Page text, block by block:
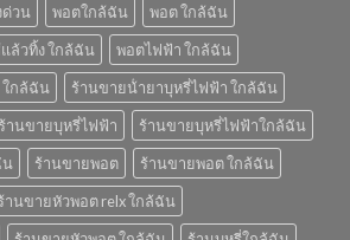
วน พอตใกล้ฉัน
พอต ใกล้ฉัน
ล้วทิ้ง ใกล้ฉัน
พอตไฟฟ้า ใกล้ฉัน
ใกล้ฉัน
ร้านขายน้ํายาบุหรี่ไฟฟ้า ใกล้ฉัน
ร้านขายบุหรี่ไฟฟ้า
ร้านขายบุหรี่ไฟฟ้าใกล้ฉัน
น
ร้านขายพอต
ร้านขายพอต ใกล้ฉัน
านขายหัวพอต relx ใกล้ฉัน